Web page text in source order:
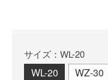
サイズ：WL-20
WL-20 WZ-30